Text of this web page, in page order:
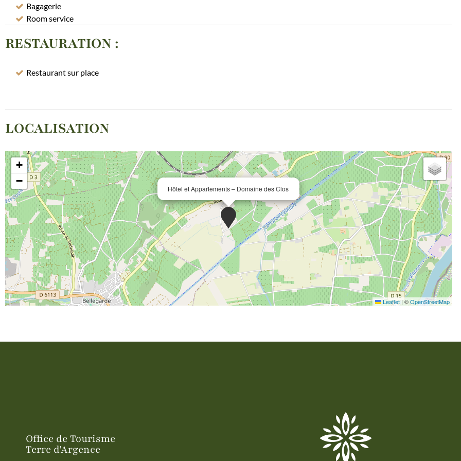
Bagagerie
Room service
RESTAURATION :
Restaurant sur place
LOCALISATION
Hôtel et Appartements – Domaine des Clos
+
−
Leaflet | ©OpenStreetMap
Office de Tourisme
Terre d'Argence